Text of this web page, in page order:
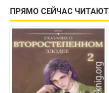
ПРЯМО СЕЙЧАС ЧИТАЮТ